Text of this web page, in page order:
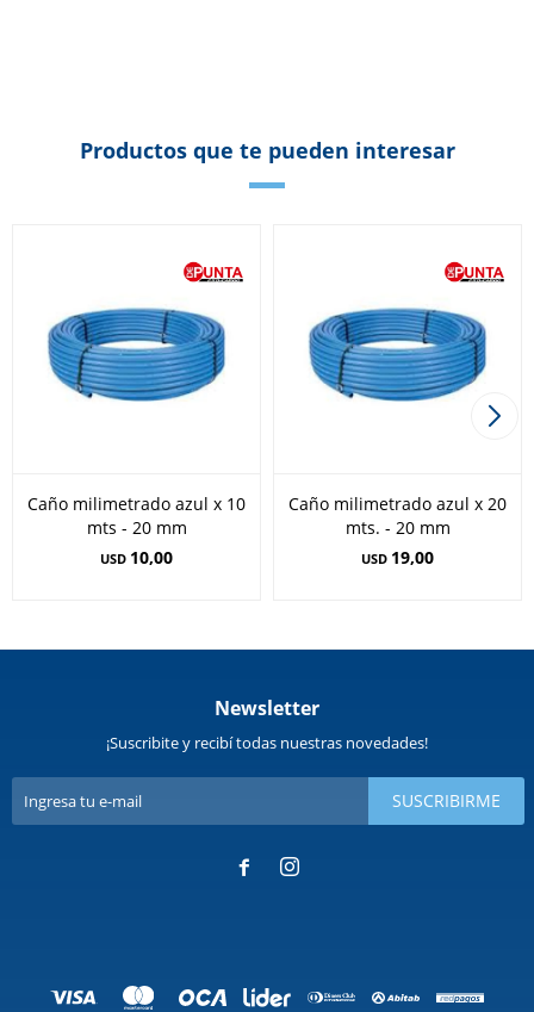
Productos que te pueden interesar
Caño milimetrado azul x 10
mts - 20 mm
USD 10,00
Caño milimetrado azul x 20
mts. - 20 mm
USD 19,00
Newsletter
¡Suscribite y recibí todas nuestras novedades!
SUSCRIBIRME
 